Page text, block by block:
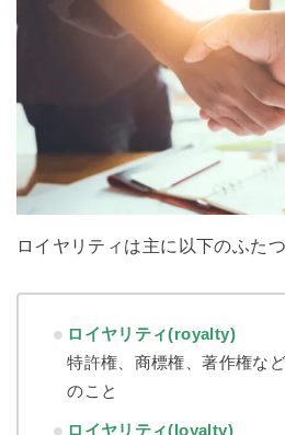
ロイヤリティは主に以下のふた
ロイヤリティ(royalty)
特許権、商標権、著作権な
のこと
ロイヤリティ(loyalty)